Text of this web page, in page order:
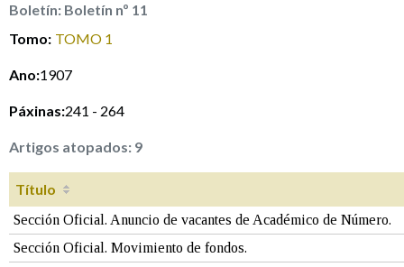
Boletín: Boletín nº 11
Tomo: TOMO 1
Ano:1907
Páxinas:241 - 264
Artigos atopados: 9
Título
Sección Oficial. Anuncio de vacantes de Académico de Número.
Sección Oficial. Movimiento de fondos.